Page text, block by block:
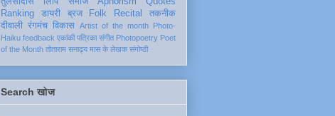
Ranking
डायरी ब्रज Folk Recital
तकनीक
दीवाली रंगमंच विकास Artist of the month Photo-
Haiku feedback एकांकी पत्रिका संगीत Photopoetry Poet
of the Month तोताराम सनाढ्य मास के लेखक संगोष्ठी
Search खोज